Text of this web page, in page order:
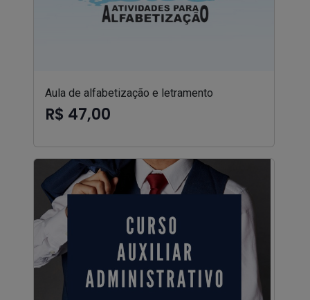
Aula de alfabetização e letramento
R$ 47,00